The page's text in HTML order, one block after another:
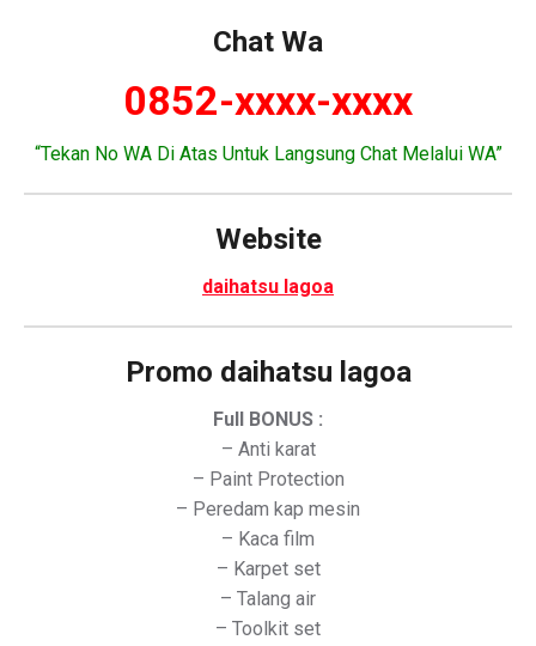
Chat Wa
0852-xxxx-xxxx
“Tekan No WA Di Atas Untuk Langsung Chat Melalui WA”
Website
daihatsu lagoa
Promo daihatsu lagoa
Full BONUS :
– Anti karat
– Paint Protection
– Peredam kap mesin
– Kaca film
– Karpet set
– Talang air
– Toolkit set